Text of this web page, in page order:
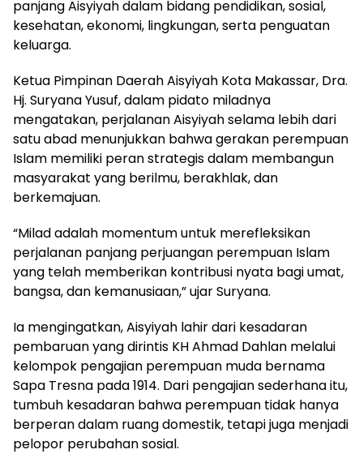
panjang Aisyiyah dalam bidang pendidikan, sosial,
kesehatan, ekonomi, lingkungan, serta penguatan
keluarga.
Ketua Pimpinan Daerah Aisyiyah Kota Makassar, Dra.
Hj. Suryana Yusuf, dalam pidato miladnya
mengatakan, perjalanan Aisyiyah selama lebih dari
satu abad menunjukkan bahwa gerakan perempuan
Islam memiliki peran strategis dalam membangun
masyarakat yang berilmu, berakhlak, dan
berkemajuan.
“Milad adalah momentum untuk merefleksikan
perjalanan panjang perjuangan perempuan Islam
yang telah memberikan kontribusi nyata bagi umat,
bangsa, dan kemanusiaan,” ujar Suryana.
Ia mengingatkan, Aisyiyah lahir dari kesadaran
pembaruan yang dirintis KH Ahmad Dahlan melalui
kelompok pengajian perempuan muda bernama
Sapa Tresna pada 1914. Dari pengajian sederhana itu,
tumbuh kesadaran bahwa perempuan tidak hanya
berperan dalam ruang domestik, tetapi juga menjadi
pelopor perubahan sosial.